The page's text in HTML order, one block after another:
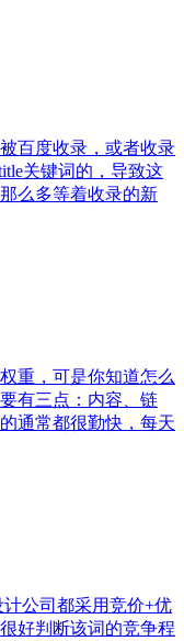
百度收录，或者收录
关键词的，导致这
么多等着收录的新
重，可是你知道怎么
有三点：内容、链
通常都很勤快，每天
公司都采用竞价+优
好判断该词的竞争程